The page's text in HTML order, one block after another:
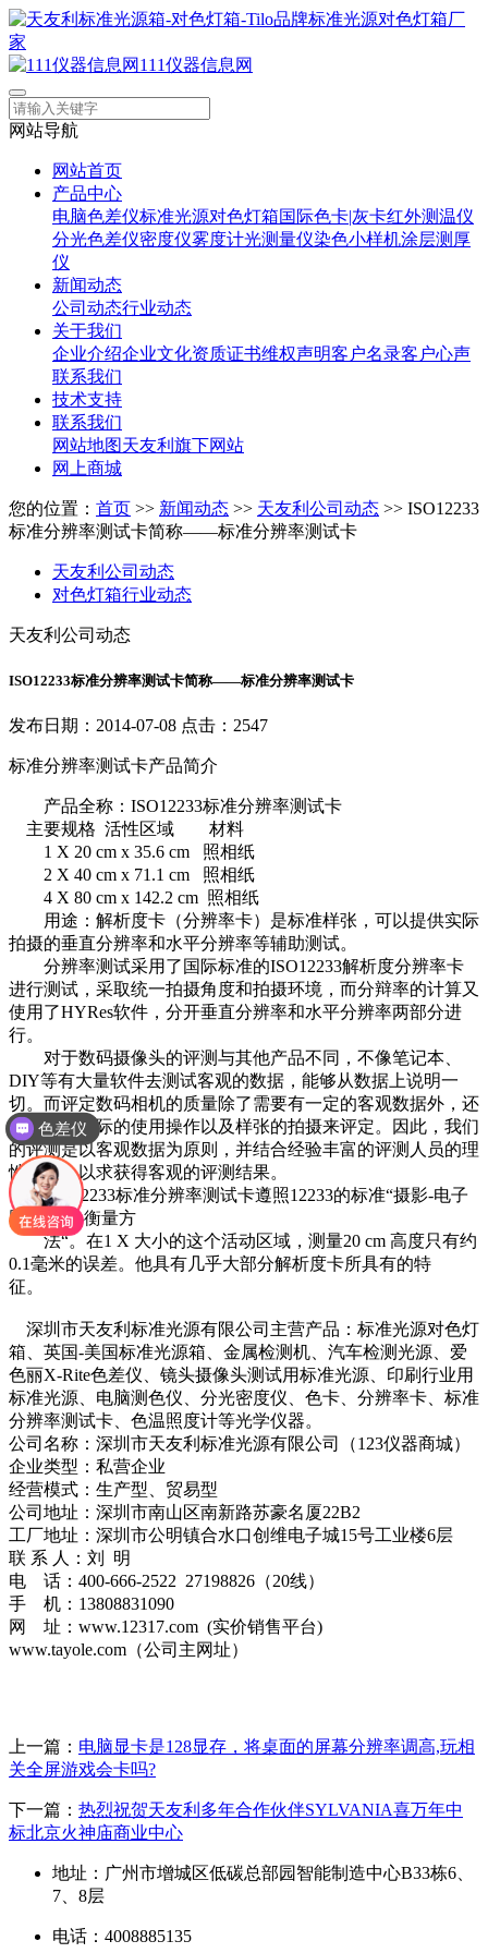
111仪器信息网
网站导航
网站首页
产品中心
电脑色差仪标准光源对色灯箱国际色卡|灰卡红外测温仪
分光色差仪密度仪雾度计光测量仪染色小样机涂层测厚
仪
新闻动态
公司动态行业动态
关于我们
企业介绍企业文化资质证书维权声明客户名录客户心声
联系我们
技术支持
联系我们
网站地图天友利旗下网站
网上商城
您的位置： 首页 >> 新闻动态 >> 天友利公司动态 >> ISO12233
标准分辨率测试卡简称——标准分辨率测试卡
天友利公司动态
对色灯箱行业动态
天友利公司动态
ISO12233标准分辨率测试卡简称——标准分辨率测试卡
发布日期：2014-07-08 点击：2547
标准分辨率测试卡产品简介
产品全称：ISO12233标准分辨率测试卡
主要规格 活性区域 材料
1 X 20 cm x 35.6 cm 照相纸
2 X 40 cm x 71.1 cm 照相纸
4 X 80 cm x 142.2 cm 照相纸
用途：解析度卡（分辨率卡）是标准样张，可以提供实际
拍摄的垂直分辨率和水平分辨率等辅助测试。
分辨率测试采用了国际标准的ISO12233解析度分辨率卡
进行测试，采取统一拍摄角度和拍摄环境，而分辩率的计算又
使用了HYRes软件，分开垂直分辨率和水平分辨率两部分进
行。
对于数码摄像头的评测与其他产品不同，不像笔记本、
DIY等有大量软件去测试客观的数据，能够从数据上说明一
切。而评定数码相机的质量除了需要有一定的客观数据外，还
需要结合实际的使用操作以及样张的拍摄来评定。因此，我们
的评测是以客观数据为原则，并结合经验丰富的评测人员的理
性分析，以求获得客观的评测结果。
ISO12233标准分辨率测试卡遵照12233的标准“摄影-电子
照相画面-衡量方
法“。在1 X 大小的这个活动区域，测量20 cm 高度只有约
0.1毫米的误差。他具有几乎大部分解析度卡所具有的特
征。
深圳市天友利标准光源有限公司主营产品：标准光源对色灯
箱、英国-美国标准光源箱、金属检测机、汽车检测光源、爱
色丽X-Rite色差仪、镜头摄像头测试用标准光源、印刷行业用
标准光源、电脑测色仪、分光密度仪、色卡、分辨率卡、标准
分辨率测试卡、色温照度计等光学仪器。
公司名称：深圳市天友利标准光源有限公司（123仪器商城）
企业类型：私营企业
经营模式：生产型、贸易型
公司地址：深圳市南山区南新路苏豪名厦22B2
工厂地址：深圳市公明镇合水口创维电子城15号工业楼6层
联 系 人：刘 明
电 话：400-666-2522 27198826（20线）
手 机：13808831090
网 址：www.12317.com (实价销售平台)
www.tayole.com（公司主网址）
上一篇： 电脑显卡是128显存，将桌面的屏幕分辨率调高,玩相
关全屏游戏会卡吗?
下一篇： 热烈祝贺天友利多年合作伙伴SYLVANIA喜万年中
标北京火神庙商业中心
地址：广州市增城区低碳总部园智能制造中心B33栋6、
7、8层
电话：4008885135
色差仪